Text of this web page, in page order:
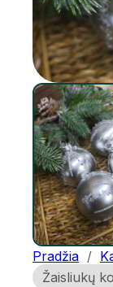
Pradžia /
Žaisliukų